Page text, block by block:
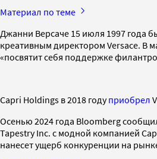
Материал по теме
Джанни Версаче 15 июля 1997 года
креативным директором Versace. В
«посвятит себя поддержке
Capri Holdings в 2018 годуприобрел
Осенью 2024 года Bloomberg
Tapestry Inc. с модной компанией
нанесет ущерб конкуренции на